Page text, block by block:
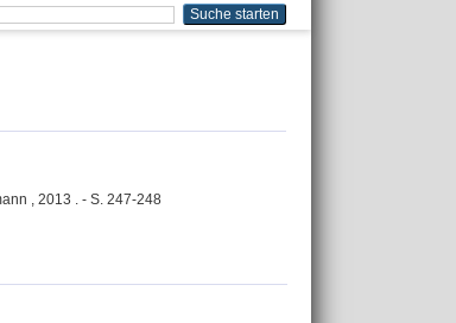
, 2013 . - S. 247-248